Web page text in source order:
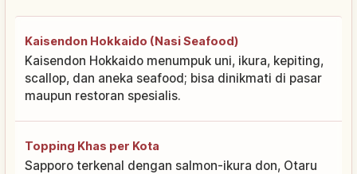
Kaisendon Hokkaido (Nasi Seafood)
Kaisendon Hokkaido menumpuk uni, ikura, kepiting,
scallop, dan aneka seafood; bisa dinikmati di pasar
maupun restoran spesialis.
Topping Khas per Kota
Sapporo terkenal dengan salmon-ikura don, Otaru